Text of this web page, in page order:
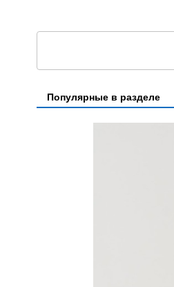
Популярные в разделе